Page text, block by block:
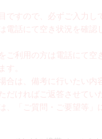
ですので、必ずご入力し
電話にて空き状況を確認
ご利用の方は電話にて空
す。
合は、備考に行いたい内
だければご返答させてい
、「ご質問・ご要望等」